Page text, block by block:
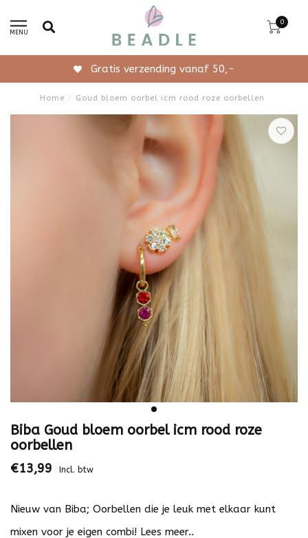
MENU
0
Gratis verzending vanaf 50,-
Home / Goud bloem oorbel icm rood roze oorbellen
Biba Goud bloem oorbel icm rood roze
oorbellen
€13,99 Incl. btw
Nieuw van Biba; Oorbellen die je leuk met elkaar kunt
mixen voor je eigen combi! Lees meer..